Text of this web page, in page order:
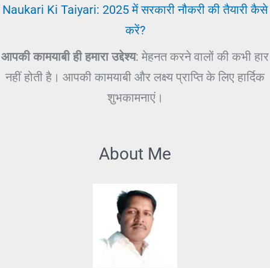
Naukari Ki Taiyari: 2025 में सरकारी नौकरी की तैयारी कैसे
करें?
आपकी कामयाबी ही हमारा उद्देश्य: मेहनत करने वालों की कभी हार
नहीं होती है। आपकी कामयाबी और लक्ष्य प्राप्ति के लिए हार्दिक
शुभकामनाएं।
About Me